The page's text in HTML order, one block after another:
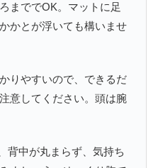
まででOK。マットに足
かとが浮いても構いませ
りやすいので、できるだ
意してください。頭は腕
背中が丸まらず、気持ち